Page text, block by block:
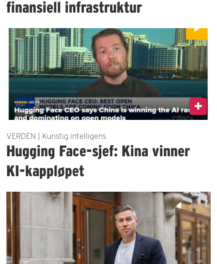
finansiell infrastruktur
VERDEN | Kunstig intelligens
Hugging Face-sjef: Kina vinner
KI-kappløpet